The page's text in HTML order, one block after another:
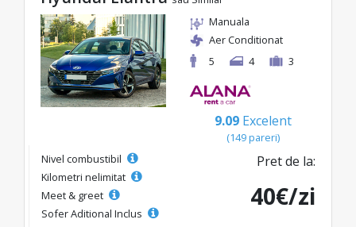
Manuala
Aer Conditionat
5
4 3
9.09 Excelent
(149 pareri)
Nivel combustibil
Kilometri nelimitat
Meet & greet
Sofer Aditional Inclus
Pret de la:
40€/zi